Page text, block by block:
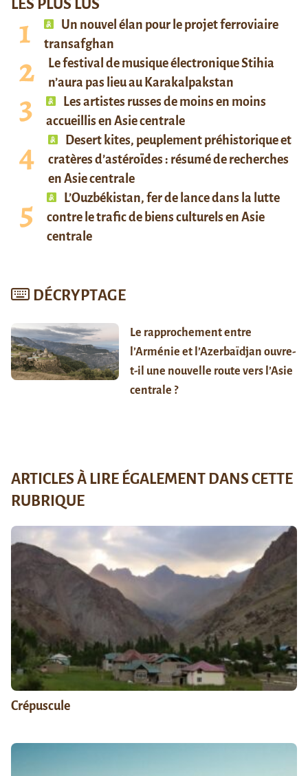
LES PLUS LUS
Un nouvel élan pour le projet ferroviaire
transafghan
Le festival de musique électronique Stihia
n’aura pas lieu au Karakalpakstan
Les artistes russes de moins en moins
accueillis en Asie centrale
Desert kites, peuplement préhistorique et
cratères d’astéroïdes : résumé de recherches
en Asie centrale
L’Ouzbékistan, fer de lance dans la lutte
contre le trafic de biens culturels en Asie
centrale
DÉCRYPTAGE
Le rapprochement entre
l’Arménie et l’Azerbaïdjan ouvre-
t-il une nouvelle route vers l’Asie
centrale ?
ARTICLES À LIRE ÉGALEMENT DANS CETTE
RUBRIQUE
Crépuscule